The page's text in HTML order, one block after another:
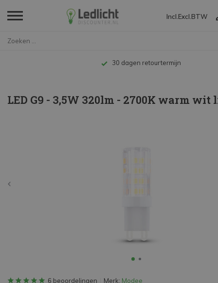
Incl. Excl. BTW
Tot 10 jaar garantie
LED G9 - 3,5W 320lm - 2700K warm wit
6 beoordelingen Merk: Modee